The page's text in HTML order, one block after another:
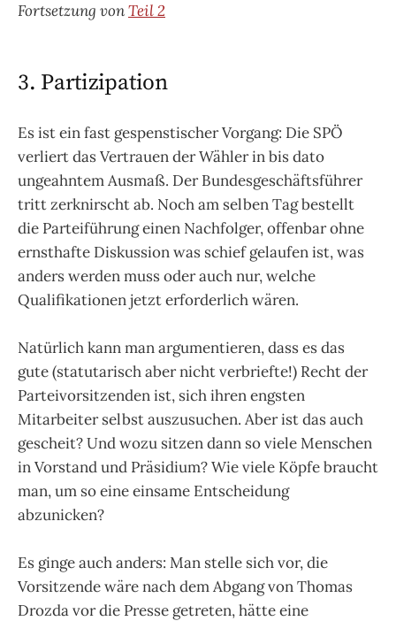
Fortsetzung vonTeil 2
3. Partizipation
Es ist ein fast gespenstischer Vorgang: Die SPÖ
verliert das Vertrauen der Wähler in bis dato
ungeahntem Ausmaß. Der Bundesgeschäftsführer
tritt zerknirscht ab. Noch am selben Tag bestellt
die Parteiführung einen Nachfolger, offenbar ohne
ernsthafte Diskussion was schief gelaufen ist, was
anders werden muss oder auch nur, welche
Qualifikationen jetzt erforderlich wären.
Natürlich kann man argumentieren, dass es das
gute (statutarisch aber nicht verbriefte!) Recht der
Parteivorsitzenden ist, sich ihren engsten
Mitarbeiter selbst auszusuchen. Aber ist das auch
gescheit? Und wozu sitzen dann so viele Menschen
in Vorstand und Präsidium? Wie viele Köpfe braucht
man, um so eine einsame Entscheidung
abzunicken?
Es ginge auch anders: Man stelle sich vor, die
Vorsitzende wäre nach dem Abgang von Thomas
Drozda vor die Presse getreten, hätte eine